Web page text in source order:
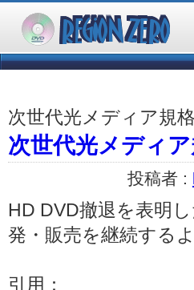
次世代光メディア規格
次世代光メディ
投稿者 :
HD DVD撤退を表明
発・販売を継続する
引用：